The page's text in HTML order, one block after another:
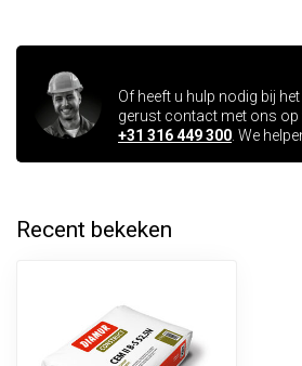
Of heeft u hulp nodig bij
gerust contact met ons op
+31 316 449 300 . We
Recent bekeken